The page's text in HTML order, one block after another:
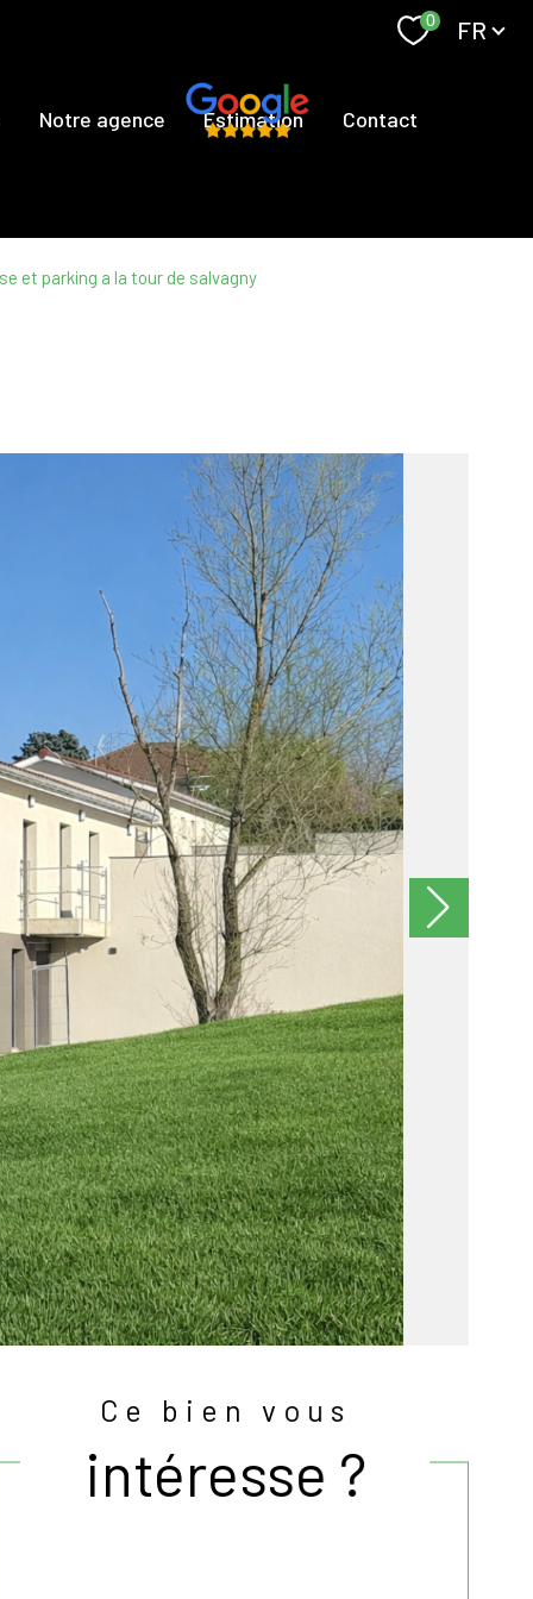
0 FR
Notre agence Estimation Contact
et parking a la tour de salvagny
Ce bien vous
intéresse ?